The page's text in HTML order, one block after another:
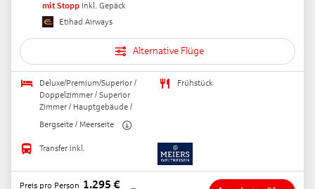
mit Stopp Inkl. Gepäck
Etihad Airways
Alternative Flüge
Deluxe/Premium/Superior /
Doppelzimmer / Superior
Zimmer / Hauptgebäude /
Bergseite / Meerseite
Frühstück
Transfer inkl.
Preis pro Person 1.295 €